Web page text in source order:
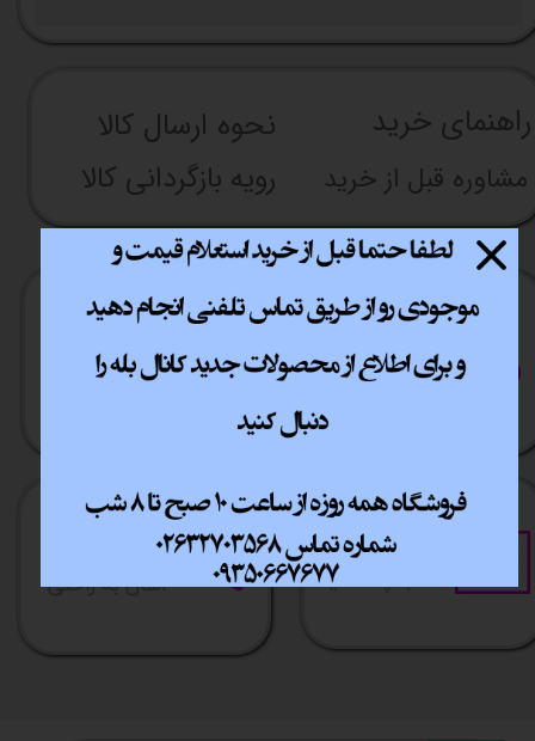
راهنما​​​​​​​​​​​​​​ی خرید نحوه ارسال کالا
مشاوره قبل از خرید رویه بازگردانی کالا
پشتیبانی انلاین
​​سراسر ایران
خرید آسان
فقط با چند کلیک
خرید قسطی
آسان به راحتی